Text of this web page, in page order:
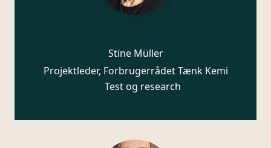
Stine Müller
Projektleder, Forbrugerrådet Tænk Kemi
Test og research